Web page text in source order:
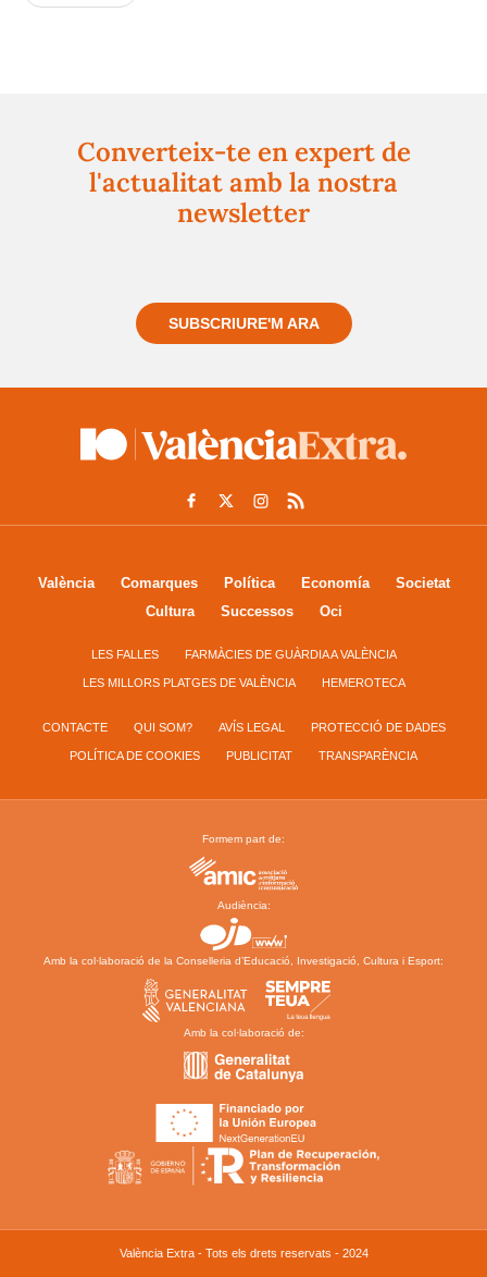
Converteix-te en expert de
l'actualitat amb la nostra
newsletter
SUBSCRIURE'M ARA
València Comarques Política Economía
Societat
Cultura
Successos Oci
LES FALLES FARMÀCIES DE GUÀRDIA A VALÈNCIA
LES MILLORS PLATGES DE VALÈNCIA HEMEROTECA
CONTACTE QUI SOM? AVÍS LEGAL PROTECCIÓ DE DADES
POLÍTICA DE COOKIES PUBLICITAT TRANSPARÈNCIA
Formem part de:
Audiència:
Amb la col·laboració de la Conselleria d’Educació, Investigació, Cultura i Esport:
Amb la col·laboració de:
València Extra - Tots els drets reservats - 2024